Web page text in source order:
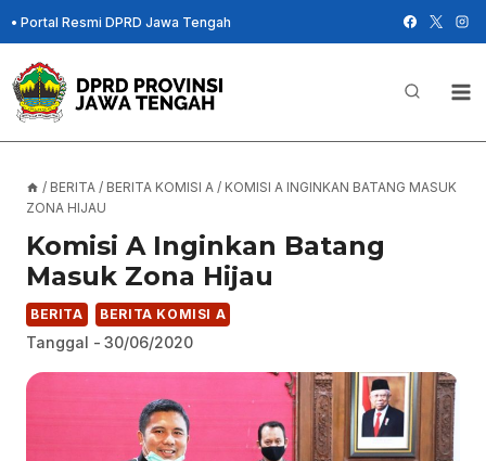
Skip
to
content
• Portal Resmi DPRD Jawa Tengah
/ BERITA / BERITA KOMISI A / KOMISI A INGINKAN BATANG MASUK
ZONA HIJAU
Komisi A Inginkan Batang
Masuk Zona Hijau
BERITA BERITA KOMISI A
Tanggal - 30/06/2020